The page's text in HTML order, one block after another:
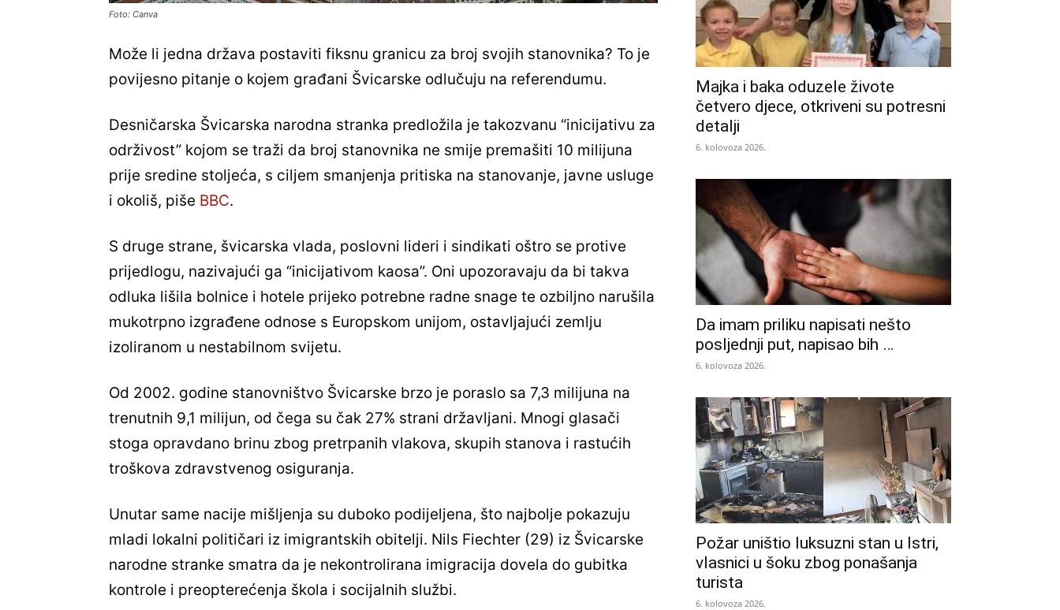
Foto: Canva
Može li jedna država postaviti fiksnu granicu za broj svojih stanovnika? To je
povijesno pitanje o kojem građani Švicarske odlučuju na referendumu.
Desničarska Švicarska narodna stranka predložila je takozvanu “inicijativu za
održivost” kojom se traži da broj stanovnika ne smije premašiti 10 milijuna
prije sredine stoljeća, s ciljem smanjenja pritiska na stanovanje, javne usluge
i okoliš, piše BBC.
S druge strane, švicarska vlada, poslovni lideri i sindikati oštro se protive
prijedlogu, nazivajući ga “inicijativom kaosa”. Oni upozoravaju da bi takva
odluka lišila bolnice i hotele prijeko potrebne radne snage te ozbiljno narušila
mukotrpno izgrađene odnose s Europskom unijom, ostavljajući zemlju
izoliranom u nestabilnom svijetu.
Od 2002. godine stanovništvo Švicarske brzo je poraslo sa 7,3 milijuna na
trenutnih 9,1 milijun, od čega su čak 27% strani državljani. Mnogi glasači
stoga opravdano brinu zbog pretrpanih vlakova, skupih stanova i rastućih
troškova zdravstvenog osiguranja.
Unutar same nacije mišljenja su duboko podijeljena, što najbolje pokazuju
mladi lokalni političari iz imigrantskih obitelji. Nils Fiechter (29) iz Švicarske
narodne stranke smatra da je nekontrolirana imigracija dovela do gubitka
kontrole i preopterećenja škola i socijalnih službi.
Majka i baka oduzele živote
četvero djece, otkriveni su potresni
detalji
6. kolovoza 2026.
Da imam priliku napisati nešto
posljednji put, napisao bih …
6. kolovoza 2026.
Požar uništio luksuzni stan u Istri,
vlasnici u šoku zbog ponašanja
turista
6. kolovoza 2026.